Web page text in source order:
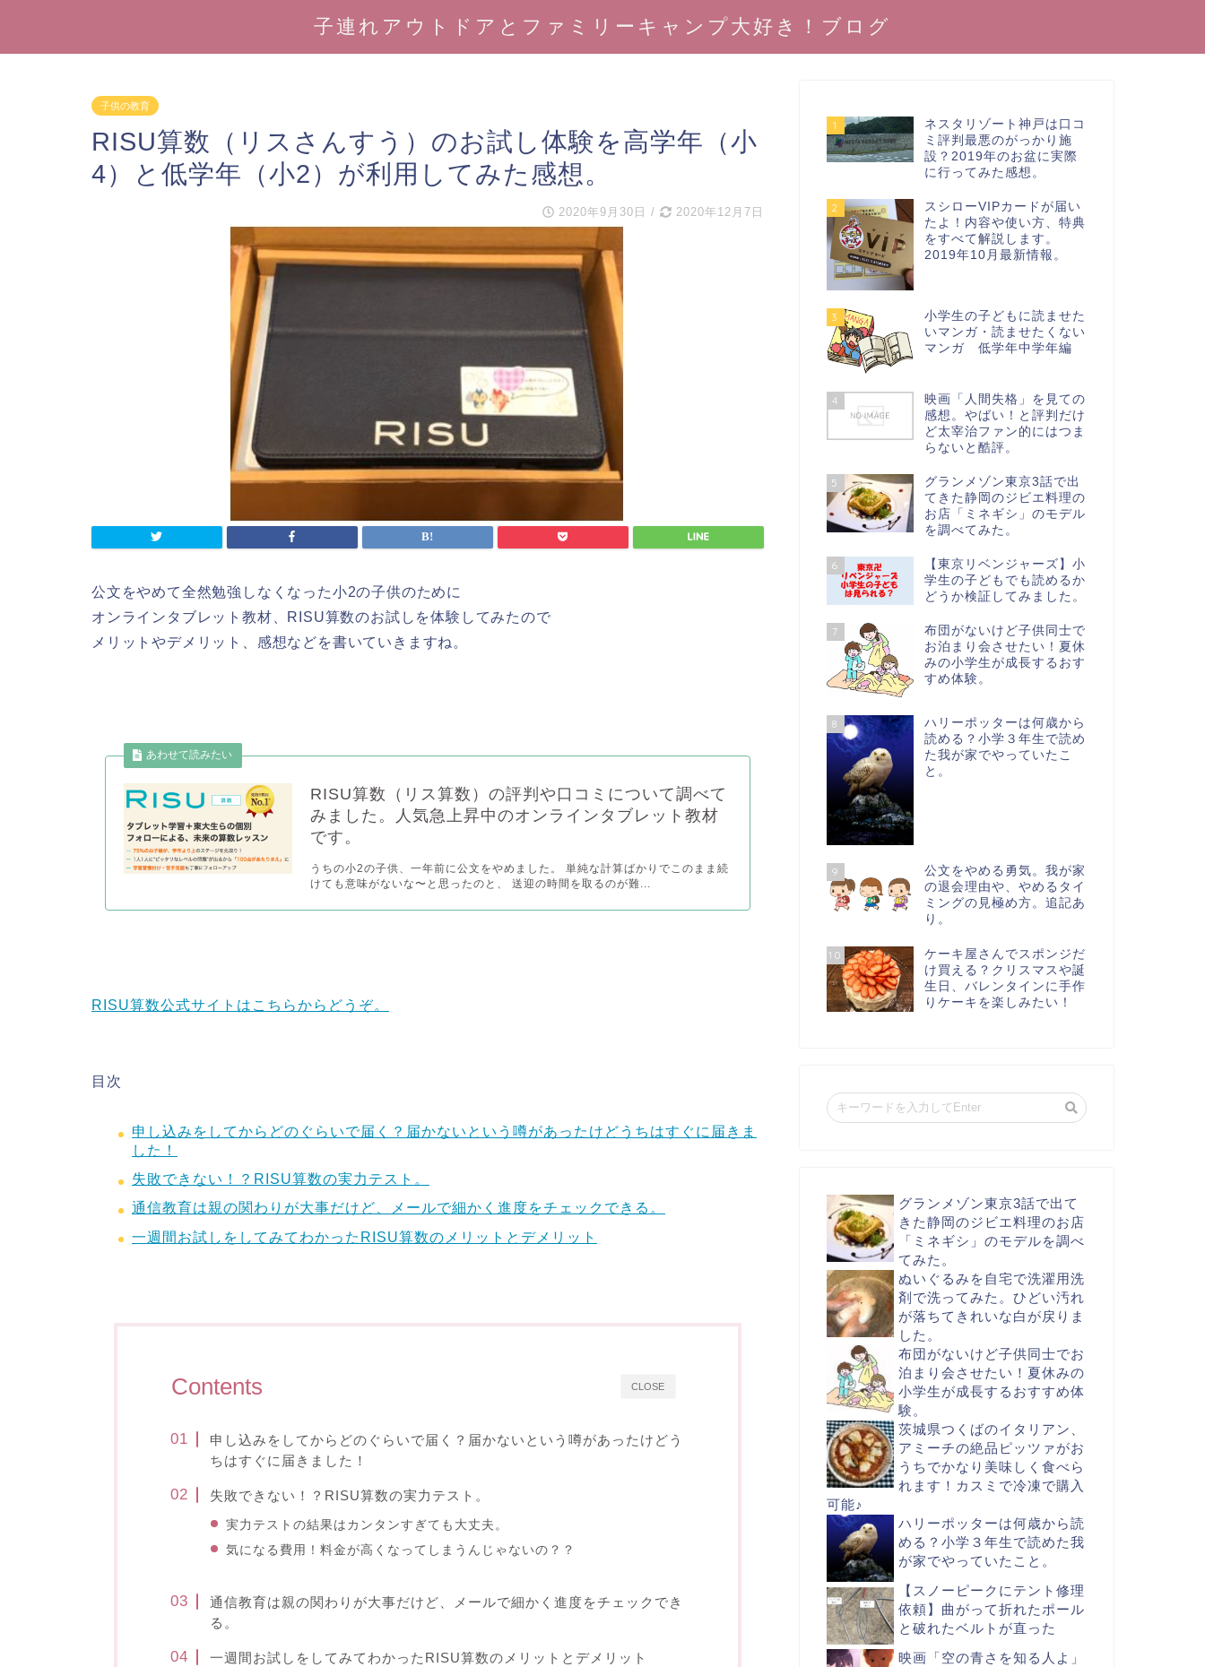
子連れアウトドアとファミリーキャンプ大好き！ブログ
子供の教育
RISU算数（リスさんすう）のお試し体験を高学年（小
4）と低学年（小2）が利用してみた感想。
2020年9月30日 / 2020年12月7日
公文をやめて全然勉強しなくなった小2の子供のために
オンラインタブレット教材、RISU算数のお試しを体験してみたので
メリットやデメリット、感想などを書いていきますね。
RISU算数（リス算数）の評判や口コミについて調べて
みました。人気急上昇中のオンラインタブレット教材
です。
うちの小2の子供、一年前に公文をやめました。 単純な計算ばかりでこのまま続
けても意味がないな〜と思ったのと、 送迎の時間を取るのが難...
RISU算数公式サイトはこちらからどうぞ。
目次
申し込みをしてからどのぐらいで届く？届かないという噂があったけどうちはすぐに届きま
した！
失敗できない！？RISU算数の実力テスト。
通信教育は親の関わりが大事だけど、メールで細かく進度をチェックできる。
一週間お試しをしてみてわかったRISU算数のメリットとデメリット
CLOSE
Contents
申し込みをしてからどのぐらいで届く？届かないという噂があったけどう
ちはすぐに届きました！
失敗できない！？RISU算数の実力テスト。
実力テストの結果はカンタンすぎても大丈夫。
気になる費用！料金が高くなってしまうんじゃないの？？
通信教育は親の関わりが大事だけど、メールで細かく進度をチェックでき
る。
一週間お試しをしてみてわかったRISU算数のメリットとデメリット
1
ネスタリゾート神戸は口コ
ミ評判最悪のがっかり施
設？2019年のお盆に実際
に行ってみた感想。
2
スシローVIPカードが届い
たよ！内容や使い方、特典
をすべて解説します。
2019年10月最新情報。
3
小学生の子どもに読ませた
いマンガ・読ませたくない
マンガ 低学年中学年編
4
映画「人間失格」を見ての
感想。やばい！と評判だけ
ど太宰治ファン的にはつま
らないと酷評。
5
グランメゾン東京3話で出
てきた静岡のジビエ料理の
お店「ミネギシ」のモデル
を調べてみた。
6
【東京リベンジャーズ】小
学生の子どもでも読めるか
どうか検証してみました。
7
布団がないけど子供同士で
お泊まり会させたい！夏休
みの小学生が成長するおす
すめ体験。
8
ハリーポッターは何歳から
読める？小学３年生で読め
た我が家でやっていたこ
と。
9
公文をやめる勇気。我が家
の退会理由や、やめるタイ
ミングの見極め方。追記あ
り。
10
ケーキ屋さんでスポンジだ
け買える？クリスマスや誕
生日、バレンタインに手作
りケーキを楽しみたい！
グランメゾン東京3話で出て
きた静岡のジビエ料理のお店
「ミネギシ」のモデルを調べ
てみた。
ぬいぐるみを自宅で洗濯用洗
剤で洗ってみた。ひどい汚れ
が落ちてきれいな白が戻りま
した。
布団がないけど子供同士でお
泊まり会させたい！夏休みの
小学生が成長するおすすめ体
験。
茨城県つくばのイタリアン、
アミーチの絶品ピッツァがお
うちでかなり美味しく食べら
れます！カスミで冷凍で購入
可能♪
ハリーポッターは何歳から読
める？小学３年生で読めた我
が家でやっていたこと。
【スノーピークにテント修理
依頼】曲がって折れたポール
と破れたベルトが直った
映画「空の青さを知る人よ」